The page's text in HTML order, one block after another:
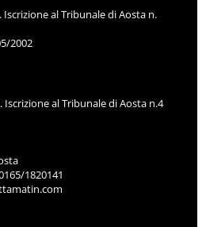
al Tribunale di Aosta n.
2002
al Tribunale di Aosta n.4
1820141